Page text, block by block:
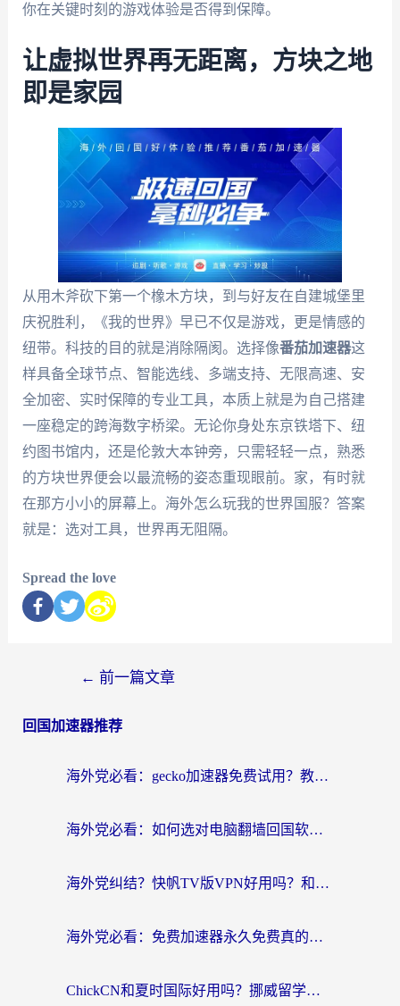
你在关键时刻的游戏体验是否得到保障。
让虚拟世界再无距离，方块之地
即是家园
从用木斧砍下第一个橡木方块，到与好友在自建城堡里
庆祝胜利，《我的世界》早已不仅是游戏，更是情感的
纽带。科技的目的就是消除隔阂。选择像番茄加速器这
样具备全球节点、智能选线、多端支持、无限高速、安
全加密、实时保障的专业工具，本质上就是为自己搭建
一座稳定的跨海数字桥梁。无论你身处东京铁塔下、纽
约图书馆内，还是伦敦大本钟旁，只需轻轻一点，熟悉
的方块世界便会以最流畅的姿态重现眼前。家，有时就
在那方小小的屏幕上。海外怎么玩我的世界国服？答案
就是：选对工具，世界再无阻隔。
Spread the love
← 前一篇文章
回国加速器推荐
海外党必看：gecko加速器免费试用？教你选对回国加速器，无缝刷国内剧玩游戏
海外党必看：如何选对电脑翻墙回国软件，轻松解锁国内资源？
海外党纠结？快帆TV版VPN好用吗？和扇贝手游VPN对比哪个回国效果更好？
海外党必看：免费加速器永久免费真的存在吗？教你选对回国加速器无缝刷国内资源
ChickCN和夏时国际好用吗？挪威留学生亲测3款回国加速器，附穿梭和加速喵对比指南